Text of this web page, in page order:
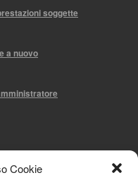
Cookie
soggette
a nuovo